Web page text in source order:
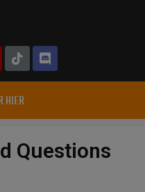
HIER
Questions